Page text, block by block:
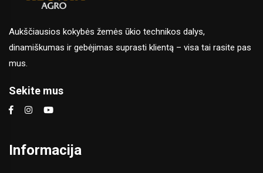
Aukščiausios kokybės žemės ūkio technikos dalys,
dinamiškumas ir gebėjimas suprasti klientą – visa tai rasite pas
mus.
Sekite mus
Informacija